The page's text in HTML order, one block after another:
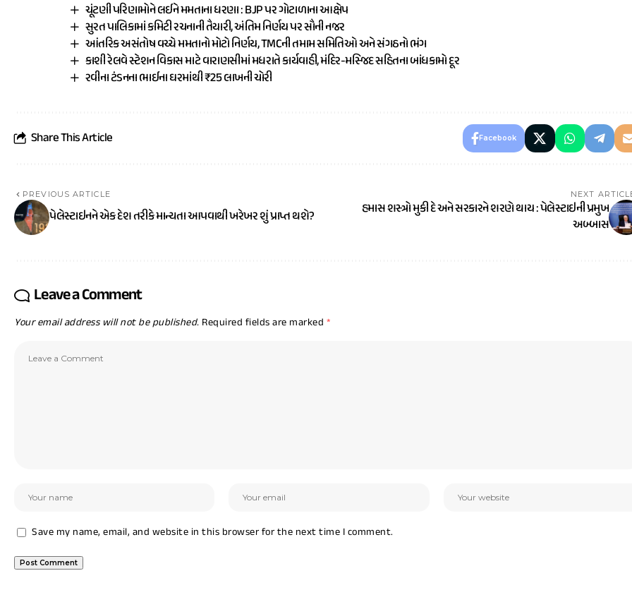
ચૂંટણી પરિણામોને લઈને મમતાના ધરણા : BJP પર ગોટાળાના આક્ષેપ
સુરત પાલિકામાં કમિટી રચનાની તૈયારી, અંતિમ નિર્ણય પર સૌની નજર
આંતરિક અસંતોષ વચ્ચે મમતાનો મોટો નિર્ણય, TMCની તમામ સમિતિઓ અને સંગઠનો ભંગ
કાશી રેલવે સ્ટેશન વિકાસ માટે વારાણસીમાં મધરાતે કાર્યવાહી, મંદિર-મસ્જિદ સહિતના બાંધકામો દૂર
રવીના ટંડનના ભાઈના ઘરમાંથી ₹25 લાખની ચોરી
Share This Article Facebook
PREVIOUS ARTICLE
પેલેસ્ટાઇનને એક દેશ તરીકે માન્યતા આપવાથી ખરેખર શું પ્રાપ્ત થશે?
NEXT
હમાસ શસ્ત્રો મુકી દે અને સરકારને શરણે થાય : પેલેસ્ટાઇની પ્રમુખ
અબ્બાસ
Leave a Comment
Your email address will not be published. Required fields are marked *
Save my name, email, and website in this browser for the next time I comment.